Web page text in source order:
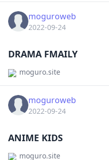
moguroweb
2022-09-24
DRAMA FMAILY
moguro.site
moguroweb
2022-09-24
ANIME KIDS
moguro.site